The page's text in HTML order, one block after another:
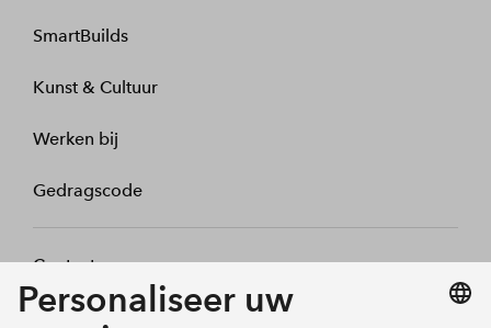
SmartBuilds
Kunst & Cultuur
Werken bij
Gedragscode
Contact
Mijn profiel